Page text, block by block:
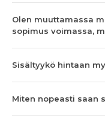
Olen muuttamassa
sopimus voimassa,
Sisältyykö hintaan
Miten nopeasti saan